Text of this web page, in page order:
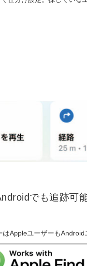
でも追跡可
はAppleユーザーもAndroid